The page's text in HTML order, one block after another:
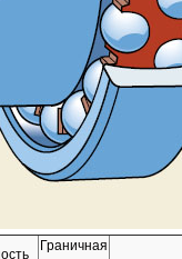
Граничная